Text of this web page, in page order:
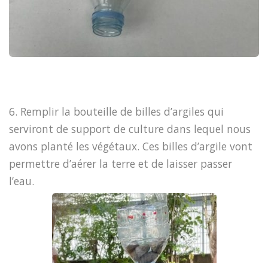
6. Remplir la bouteille de billes d’argiles qui
serviront de support de culture dans lequel nous
avons planté les végétaux. Ces billes d’argile vont
permettre d’aérer la terre et de laisser passer
l’eau.